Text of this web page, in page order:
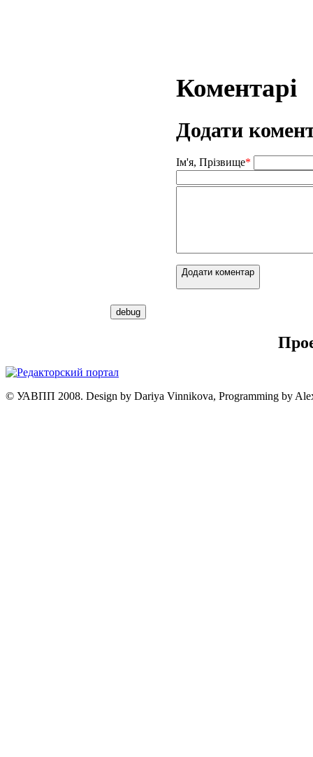
Коментарі
Додати
Ім'я, Прізвище*
Додати коментар
© УАВПП 2008. Design by Dariya Vinnikova, Programming by